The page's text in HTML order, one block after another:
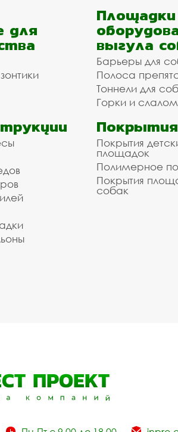
для
выгула
Барьеры для
Полоса
Тоннели для
Горки и
Покрытия
Покрытия
площадок
Полимерное
Покрытия
собак